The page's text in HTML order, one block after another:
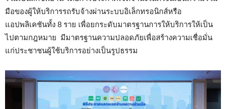
มือของผู้ให้บริการรถรับจ้างผ่านระบบอิเล็กทรอนิกส์หรือ
แอปพลิเคชันทั้ง 8 ราย เพื่อยกระดับมาตรฐานการให้บริการให้เป็น
ไปตามกฎหมาย มีมาตรฐานความปลอดภัยเพื่อสร้างความเชื่อมั่น
แก่ประชาชนผู้ใช้บริการอย่างเป็นรูปธรรม